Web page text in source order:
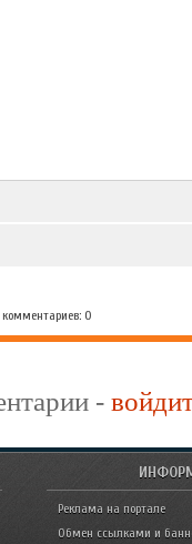
комментариев: 0
-
Реклама на портале
Обмен ссылками и